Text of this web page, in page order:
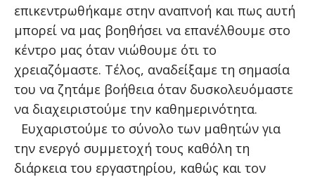
επικεντρωθήκαμε στην αναπνοή και πως αυτή
μπορεί να μας βοηθήσει να επανέλθουμε στο
κέντρο μας όταν νιώθουμε ότι το
χρειαζόμαστε. Τέλος, αναδείξαμε τη σημασία
του να ζητάμε βοήθεια όταν δυσκολευόμαστε
να διαχειριστούμε την καθημερινότητα.
Ευχαριστούμε το σύνολο των μαθητών για
την ενεργό συμμετοχή τους καθόλη τη
διάρκεια του εργαστηρίου, καθώς και τον